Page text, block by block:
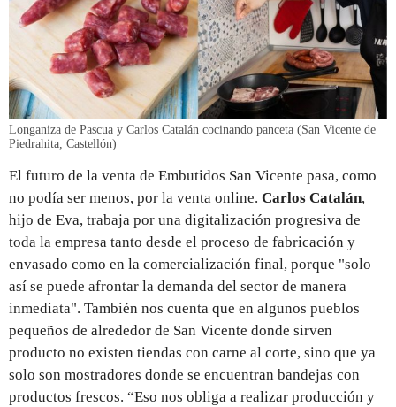
Longaniza de Pascua y Carlos Catalán cocinando panceta (San Vicente de
Piedrahita, Castellón)
El futuro de la venta de Embutidos San Vicente pasa, como
no podía ser menos, por la venta online. Carlos Catalán,
hijo de Eva, trabaja por una digitalización progresiva de
toda la empresa tanto desde el proceso de fabricación y
envasado como en la comercialización final, porque "solo
así se puede afrontar la demanda del sector de manera
inmediata". También nos cuenta que en algunos pueblos
pequeños de alrededor de San Vicente donde sirven
producto no existen tiendas con carne al corte, sino que ya
solo son mostradores donde se encuentran bandejas con
productos frescos. “Eso nos obliga a realizar producción y